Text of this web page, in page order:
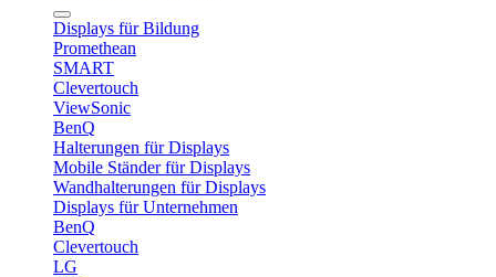
Displays für Bildung
Promethean
SMART
Clevertouch
ViewSonic
BenQ
Halterungen für Displays
Mobile Ständer für Displays
Wandhalterungen für Displays
Displays für Unternehmen
BenQ
Clevertouch
LG